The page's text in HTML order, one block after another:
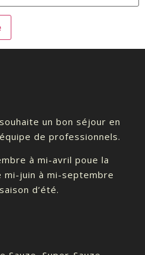
un bon séjour en
de professionnels.
à mi-avril poue la
mi-juin à mi-septembre
d’été.